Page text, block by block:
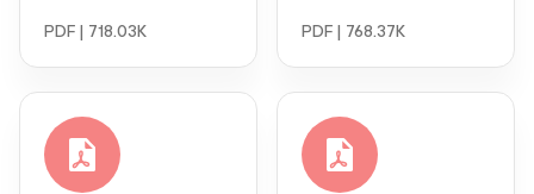
PDF | 718.03K PDF | 768.37K